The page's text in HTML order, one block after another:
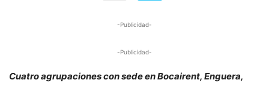
-Publicidad-
-Publicidad-
Cuatro agrupaciones con sede en Bocairent, Enguera,